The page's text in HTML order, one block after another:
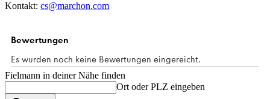
Kontakt: cs@marchon.com
Fielmann in deiner Nähe finden
Ort oder PLZ eingeben